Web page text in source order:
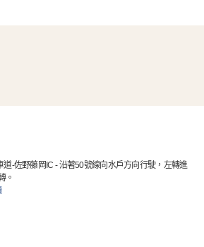
-佐野藤岡IC - 沿著50號線向水戶方向行駛，左轉進
。